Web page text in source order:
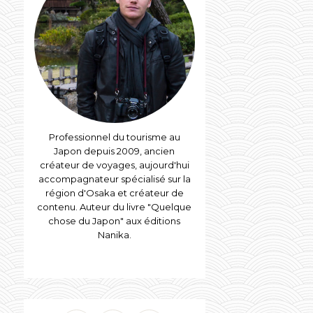
Professionnel du tourisme au
Japon depuis 2009, ancien
créateur de voyages, aujourd'hui
accompagnateur spécialisé sur la
région d'Osaka et créateur de
contenu. Auteur du livre "Quelque
chose du Japon" aux éditions
Nanika.